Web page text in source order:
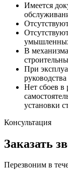
Имеется
В
При
Нет сбоев в
установки
Консультация
Заказать
Перезвоним в